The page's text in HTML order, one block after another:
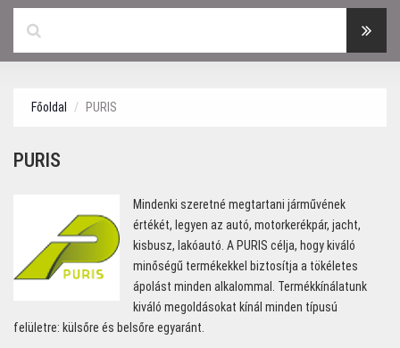
Főoldal PURIS
PURIS
Mindenki szeretné megtartani járművének
értékét, legyen az autó, motorkerékpár, jacht,
kisbusz, lakóautó. A PURIS célja, hogy kiváló
minőségű termékekkel biztosítja a tökéletes
ápolást minden alkalommal. Termékkínálatunk
kiváló megoldásokat kínál minden típusú
felületre: külsőre és belsőre egyaránt.